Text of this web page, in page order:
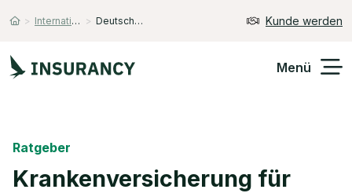
> Internationale Krankenversicherung > Deutsche in London Kunde werden
Menü
Ratgeber
Krankenversicherung für